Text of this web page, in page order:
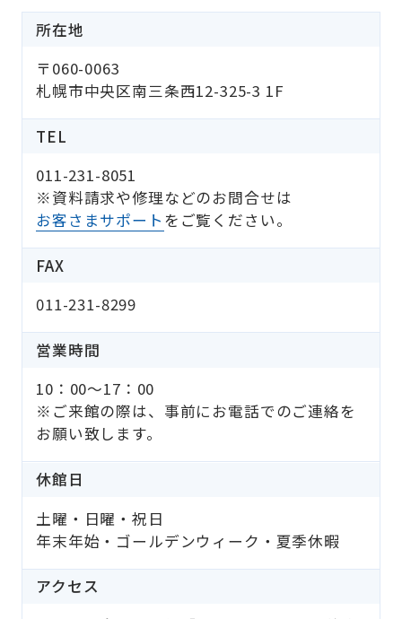
所在地
〒060-0063
札幌市中央区南三条西12-325-3 1F
TEL
011-231-8051
※資料請求や修理などのお問合せは
お客さまサポート をご覧ください。
FAX
011-231-8299
営業時間
10：00～17：00
※ご来館の際は、事前にお電話でのご連絡を
お願い致します。
休館日
土曜・日曜・祝日
年末年始・ゴールデンウィーク・夏季休暇
アクセス